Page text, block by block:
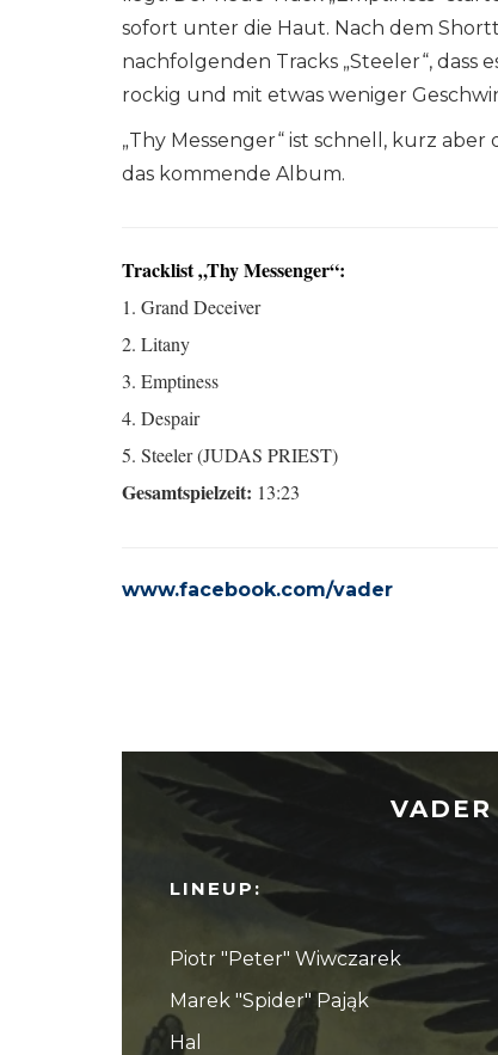
sofort unter die Haut. Nach dem
nachfolgenden Tracks „Steeler“, dass
rockig und mit etwas weniger
„Thy Messenger“ ist schnell, kurz
das kommende Album.
Tracklist „Thy Messenger“:
1. Grand Deceiver
2. Litany
3. Emptiness
4. Despair
5. Steeler (JUDAS PRIEST)
Gesamtspielzeit: 13:23
www.facebook.com/vader
LINEUP:
Piotr "Peter" Wiwczarek
Marek "Spider" Pająk
Hal